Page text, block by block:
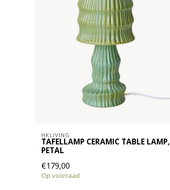
HKLIVING
TAFELLAMP CERAMIC TABLE LAMP,
PETAL
€179,00
Op voorraad